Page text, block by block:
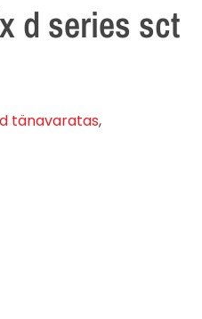
d series sct
tänavaratas,